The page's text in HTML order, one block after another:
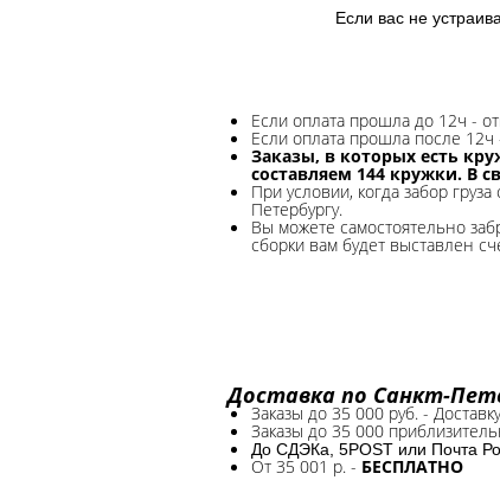
Если вас не
Если оплата прошла до 12ч -
Если оплата прошла после
Заказы, в которых есть
составляем 144 кружки. В
При условии, когда забор
Петербургу.
Вы можете самостоятельно
сборки вам будет выставлен
Доставка по Санкт-
Заказы до 35 000 руб. -
Заказы до 35 000
До СДЭКа, 5POST или Почта
От 35 001 р. - БЕСПЛАТНО